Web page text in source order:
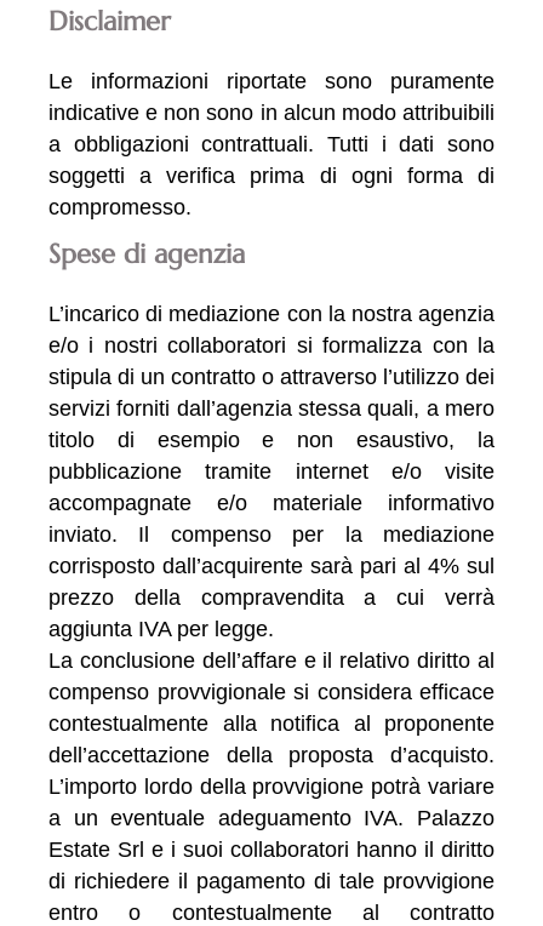
Disclaimer
Le informazioni riportate sono puramente
indicative e non sono in alcun modo attribuibili
a obbligazioni contrattuali. Tutti i dati sono
soggetti a verifica prima di ogni forma di
compromesso.
Spese di agenzia
L’incarico di mediazione con la nostra agenzia
e/o i nostri collaboratori si formalizza con la
stipula di un contratto o attraverso l’utilizzo dei
servizi forniti dall’agenzia stessa quali, a mero
titolo di esempio e non esaustivo, la
pubblicazione tramite internet e/o visite
accompagnate e/o materiale informativo
inviato. Il compenso per la mediazione
corrisposto dall’acquirente sarà pari al 4% sul
prezzo della compravendita a cui verrà
aggiunta IVA per legge.
La conclusione dell’affare e il relativo diritto al
compenso provvigionale si considera efficace
contestualmente alla notifica al proponente
dell’accettazione della proposta d’acquisto.
L’importo lordo della provvigione potrà variare
a un eventuale adeguamento IVA. Palazzo
Estate Srl e i suoi collaboratori hanno il diritto
di richiedere il pagamento di tale provvigione
entro o contestualmente al contratto